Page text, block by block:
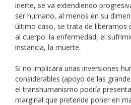
inerte, se va extendiendo
ser humano, al menos en su
último caso, se trata de liberarnos
al cuerpo: la enfermedad, el
instancia, la muerte.
Si no implicara unas inversiones
considerables (apoyo de las
el transhumanismo podría
marginal que pretende poner en